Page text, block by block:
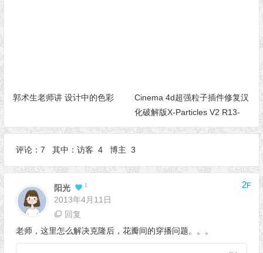
郭术生老师讲 设计中的色彩
Cinema 4d超强粒子插件修复汉
化破解版X-Particles V2 R13-
R14 WIN&MAC
评论：7 其中：访客 4 博主 3
阳光 1
2013年4月11日
2F
回复
老师，这里怎么解决克隆后，花瓣间的穿播问题。。。